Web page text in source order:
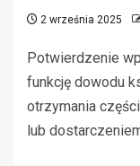
2 września 2025
Potwierdzenie
funkcję dowodu
otrzymania
lub